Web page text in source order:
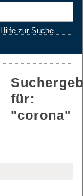
Hilfe zur Suche
für:
"corona"